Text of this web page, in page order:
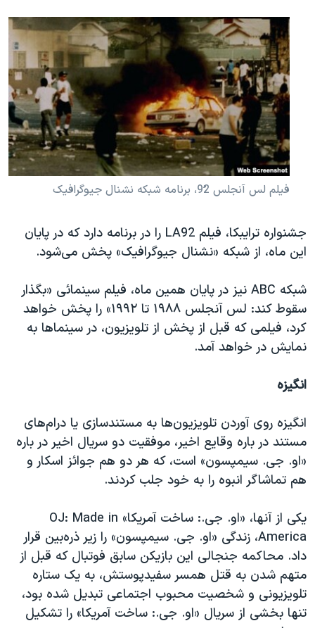
فیلم لس آنجلس 92ُ، برنامه شبکه نشنال جیوگرافیک
جشنواره ترایبکا، فیلم LA92 را در برنامه دارد که در پایان
این ماه، از شبکه «نشنال جیوگرافیک» پخش می‌شود.
شبکه ABC نیز در پایان همین ماه، فیلم سینمائی «بگذار
سقوط کند: لس آنجلس ۱۹۸۸ تا ۱۹۹۲» را پخش خواهد
کرد، فیلمی که قبل از پخش از تلویزیون، در سینماها به
نمایش در خواهد آمد.
انگیزه
انگیزه روی آوردن تلویزیون‌ها به مستندسازی یا درام‌های
مستند در باره وقایع اخیر، موفقیت دو سریال اخیر در باره
«او. جی. سیمپسون» است، که هر دو هم جوائز اسکار و
هم تماشاگر انبوه را به خود جلب کردند.
یکی از آنها، «او. جی.: ساخت آمریکا» OJ: Made in
America، زندگی «او. جی. سیمپسون» را زیر ذره‌بین قرار
داد. محاکمه جنجالی این بازیکن سابق فوتبال که قبل از
متهم شدن به قتل همسر سفیدپوستش، به یک ستاره
تلویزیونی و شخصیت محبوب اجتماعی تبدیل شده بود،
تنها بخشی از سریال «او. جی.: ساخت آمریکا» را تشکیل